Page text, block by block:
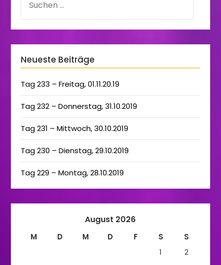
Neueste Beiträge
Tag 233 – Freitag, 01.11.20.19
Tag 232 – Donnerstag, 31.10.2019
Tag 231 – Mittwoch, 30.10.2019
Tag 230 – Dienstag, 29.10.2019
Tag 229 – Montag, 28.10.2019
August 2026
M D M D F S
S
1
2